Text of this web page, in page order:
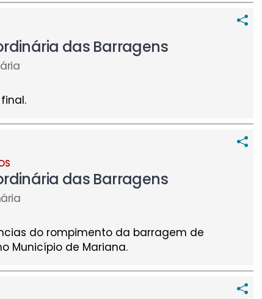
das Barragens
das Barragens
do rompimento da barragem de
Município de Mariana.